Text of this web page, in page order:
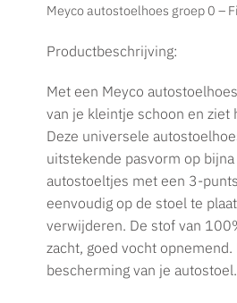
Meyco autostoelhoes groep 0 –
Productbeschrijving:
Met een Meyco
van je kleintje schoon en ziet
Deze universele
uitstekende pasvorm op
autostoeltjes met een 3-
eenvoudig op de stoel te
verwijderen. De stof van
zacht, goed vocht
bescherming van je autostoel.